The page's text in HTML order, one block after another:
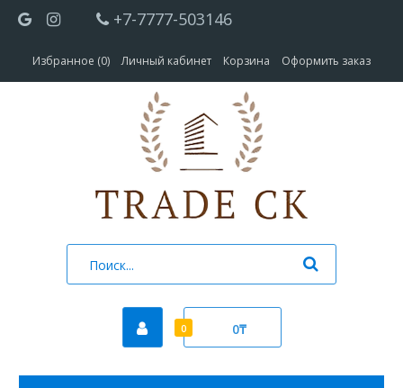
+7-7777-503146
Избранное (0) Личный кабинет Корзина Оформить заказ
0 0₸